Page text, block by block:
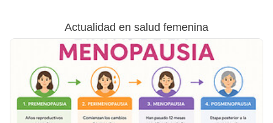
Actualidad en salud femenina